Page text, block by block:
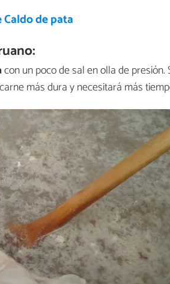
Caldo de pata
con un poco de sal en olla de presión.
más dura y necesitará más